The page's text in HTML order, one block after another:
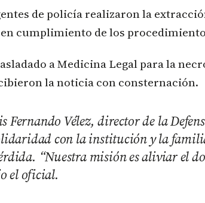
de policía realizaron la
cumplimiento de los
a Medicina Legal para la
la noticia con consternación.
Fernando Vélez, director de la
con la institución y la
“Nuestra misión es aliviar el
el oficial.